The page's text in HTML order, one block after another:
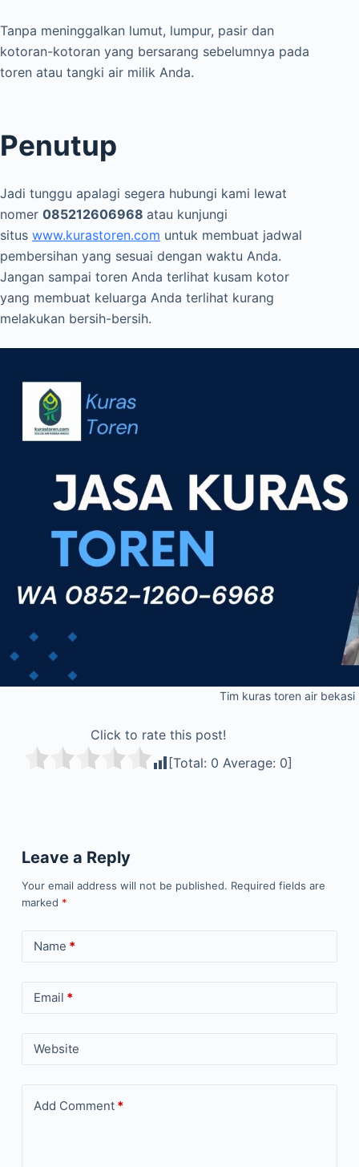
Tanpa meninggalkan lumut, lumpur, pasir dan
kotoran-kotoran yang bersarang sebelumnya pada
toren atau tangki air milik Anda.
Penutup
Jadi tunggu apalagi segera hubungi kami lewat
nomer 085212606968 atau kunjungi
situs www.kurastoren.com untuk membuat jadwal
pembersihan yang sesuai dengan waktu Anda.
Jangan sampai toren Anda terlihat kusam kotor
yang membuat keluarga Anda terlihat kurang
melakukan bersih-bersih.
Tim kuras toren air bekasi
Click to rate this post!
[Total: 0 Average: 0]
Leave a Reply
Your email address will not be published. Required fields are
marked *
Name *
Email *
Website
Add Comment*